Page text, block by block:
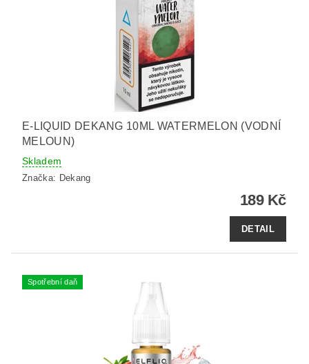
E-LIQUID DEKANG 10ML WATERMELON (VODNÍ
MELOUN)
Skladem
Značka: Dekang
189 Kč
DETAIL
Spotřební daň